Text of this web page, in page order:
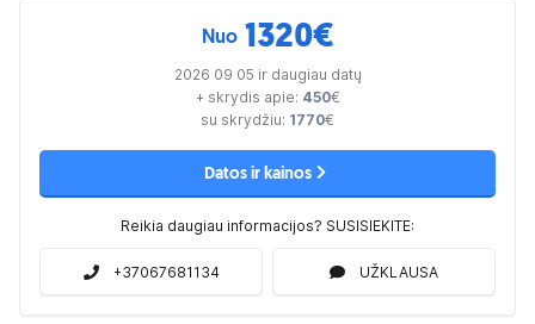
Nuo 1320€
2026 09 05 ir daugiau datų
+ skrydis apie: 450€
su skrydžiu: 1770€
Datos ir kainos
Reikia daugiau informacijos? SUSISIEKITE:
+37067681134 UŽKLAUSA